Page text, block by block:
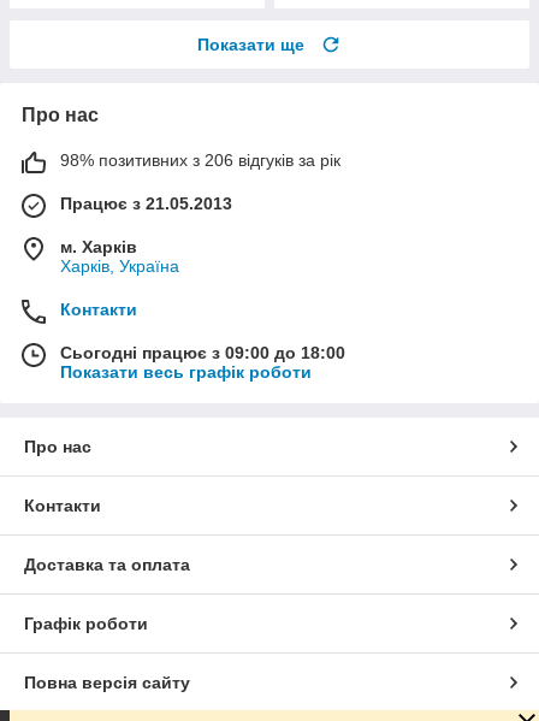
Показати ще
Про нас
98% позитивних з 206 відгуків за рік
Працює з 21.05.2013
м. Харків
Харків, Україна
Контакти
Сьогодні працює з 09:00 до 18:00
Показати весь графік роботи
Про нас
Контакти
Доставка та оплата
Графік роботи
Повна версія сайту